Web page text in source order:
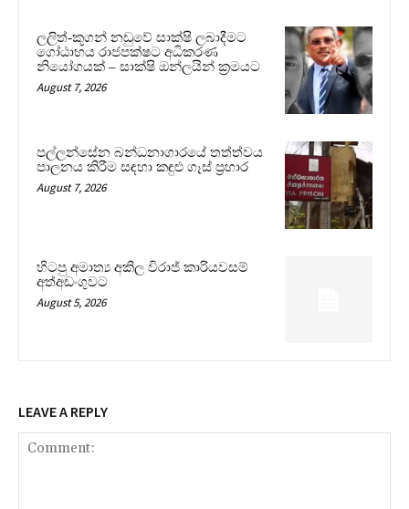
ලලිත්-කූගන් නඩුවේ සාක්ෂි ලබාදීමට
ගෝඨාභය රාජපක්ෂට අධිකරණ
නියෝගයක් – සාක්ෂි ඔන්ලයින් ක්‍රමයට
August 7, 2026
පල්ලන්සේන බන්ධනාගාරයේ තත්ත්වය
පාලනය කිරීම සඳහා කඳුළු ගෑස් ප්‍රහාර
August 7, 2026
හිටපු අමාත්‍ය අකිල විරාජ් කාරියවසම්
අත්අඩංගුවට
August 5, 2026
LEAVE A REPLY